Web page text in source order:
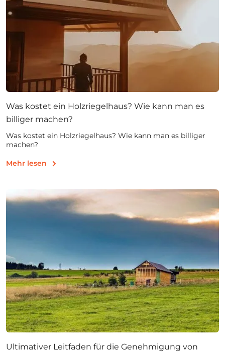
Was kostet ein Holzriegelhaus? Wie kann man es
billiger machen?
Was kostet ein Holzriegelhaus? Wie kann man es billiger
machen?
Mehr lesen
Ultimativer Leitfaden für die Genehmigung von